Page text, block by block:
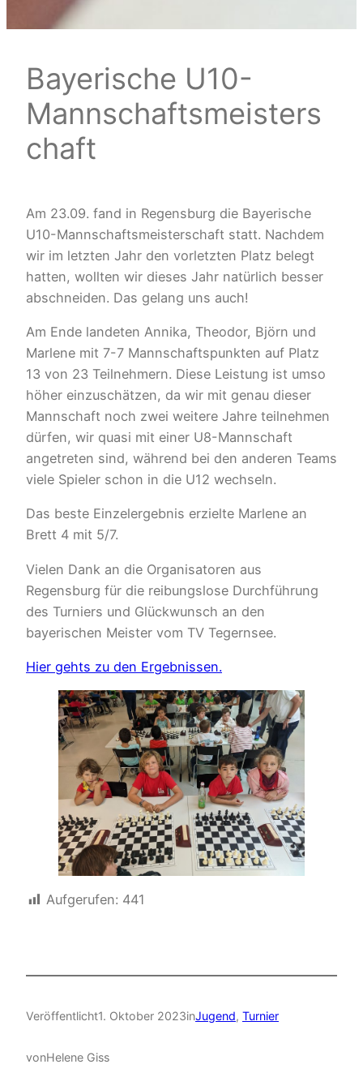
Bayerische U10-
Mannschaftsmeisters
chaft
Am 23.09. fand in Regensburg die Bayerische
U10-Mannschaftsmeisterschaft statt. Nachdem
wir im letzten Jahr den vorletzten Platz belegt
hatten, wollten wir dieses Jahr natürlich besser
abschneiden. Das gelang uns auch!
Am Ende landeten Annika, Theodor, Björn und
Marlene mit 7-7 Mannschaftspunkten auf Platz
13 von 23 Teilnehmern. Diese Leistung ist umso
höher einzuschätzen, da wir mit genau dieser
Mannschaft noch zwei weitere Jahre teilnehmen
dürfen, wir quasi mit einer U8-Mannschaft
angetreten sind, während bei den anderen Teams
viele Spieler schon in die U12 wechseln.
Das beste Einzelergebnis erzielte Marlene an
Brett 4 mit 5/7.
Vielen Dank an die Organisatoren aus
Regensburg für die reibungslose Durchführung
des Turniers und Glückwunsch an den
bayerischen Meister vom TV Tegernsee.
Hier gehts zu den Ergebnissen.
Aufgerufen: 441
Veröffentlicht1. Oktober 2023inJugend, Turnier
vonHelene Giss